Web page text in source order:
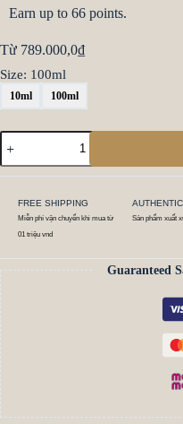
Earn up to 66 points.
Từ 789.000,0₫
Size: 100ml
10ml 100ml
FREE SHIPPING
Miễn phí vận chuyển khi mua từ
01 triệu vnd
AUTHENTIC
Sản phẩm xuất
Guaranteed